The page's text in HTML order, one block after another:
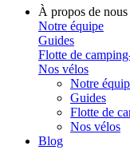
À propos de nous
Notre équipe
Guides
Flotte de
Nos vélos
Notre
Guides
Flotte de
Nos vélos
Blog